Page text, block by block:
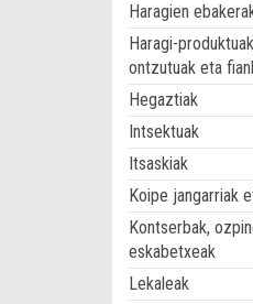
Haragien
Haragi-
ontzutuak eta
Hegaztiak
Intsektuak
Itsaskiak
Koipe jangarriak
Kontserbak,
eskabetxeak
Lekaleak